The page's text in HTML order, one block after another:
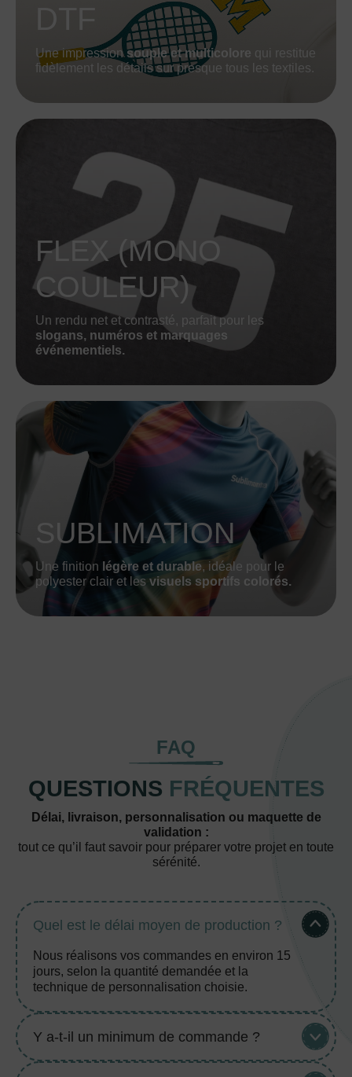
DTF
Une impressionsouple et multicolore qui restitue
fidèlement les détails sur presque tous les textiles.
FLEX (MONO
COULEUR)
Un rendu net et contrasté, parfait pour les
slogans, numéros et marquages
événementiels.
SUBLIMATION
Une finition légère et durable, idéale pour le
polyester clair et les visuels sportifs colorés.
FAQ
QUESTIONS FRÉQUENTES
Délai, livraison, personnalisation ou maquette de
validation :
tout ce qu’il faut savoir pour préparer votre projet en toute
sérénité.
Quel est le délai moyen de production ?
Nous réalisons vos commandes en environ 15
jours, selon la quantité demandée et la
technique de personnalisation choisie.
Y a-t-il un minimum de commande ?